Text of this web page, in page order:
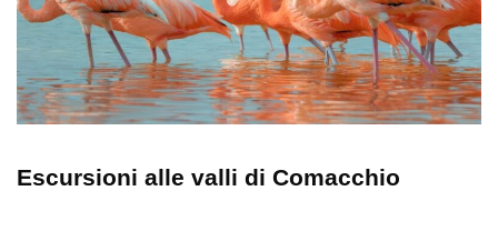
Escursioni alle valli di Comacchio